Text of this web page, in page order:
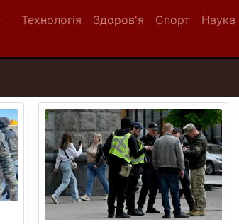
Технологія Здоров'я Спорт Наука